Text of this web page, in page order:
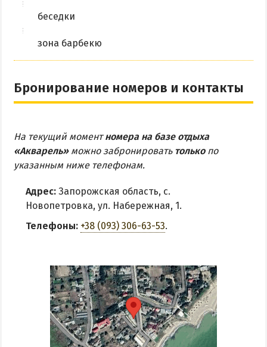
беседки
зона барбекю
Бронирование номеров и контакты
На текущий моментномера на базе отдыха
«Акварель»можно забронировать толькопо
указанным ниже телефонам.
Адрес: Запорожская область, с.
Новопетровка, ул. Набережная, 1.
Телефоны: +38 (093) 306-63-53.